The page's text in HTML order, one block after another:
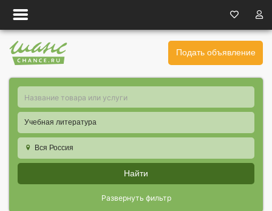
Подать объявление
Учебная литература
Вся Россия
Найти
Развернуть фильтр